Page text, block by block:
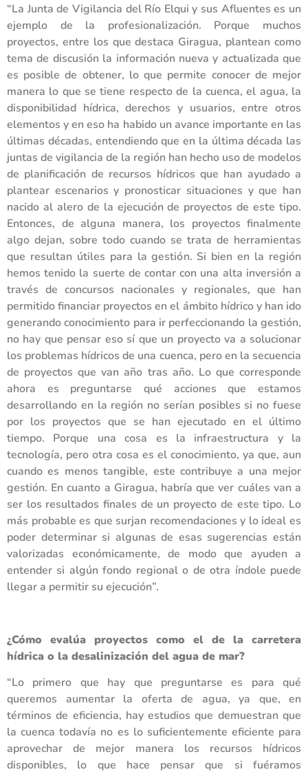
“La Junta de Vigilancia del Río Elqui y sus Afluentes es un
ejemplo de la profesionalización. Porque muchos
proyectos, entre los que destaca Giragua, plantean como
tema de discusión la información nueva y actualizada que
es posible de obtener, lo que permite conocer de mejor
manera lo que se tiene respecto de la cuenca, el agua, la
disponibilidad hídrica, derechos y usuarios, entre otros
elementos y en eso ha habido un avance importante en las
últimas décadas, entendiendo que en la última década las
juntas de vigilancia de la región han hecho uso de modelos
de planificación de recursos hídricos que han ayudado a
plantear escenarios y pronosticar situaciones y que han
nacido al alero de la ejecución de proyectos de este tipo.
Entonces, de alguna manera, los proyectos finalmente
algo dejan, sobre todo cuando se trata de herramientas
que resultan útiles para la gestión. Si bien en la región
hemos tenido la suerte de contar con una alta inversión a
través de concursos nacionales y regionales, que han
permitido financiar proyectos en el ámbito hídrico y han ido
generando conocimiento para ir perfeccionando la gestión,
no hay que pensar eso sí que un proyecto va a solucionar
los problemas hídricos de una cuenca, pero en la secuencia
de proyectos que van año tras año. Lo que corresponde
ahora es preguntarse qué acciones que estamos
desarrollando en la región no serían posibles si no fuese
por los proyectos que se han ejecutado en el último
tiempo. Porque una cosa es la infraestructura y la
tecnología, pero otra cosa es el conocimiento, ya que, aun
cuando es menos tangible, este contribuye a una mejor
gestión. En cuanto a Giragua, habría que ver cuáles van a
ser los resultados finales de un proyecto de este tipo. Lo
más probable es que surjan recomendaciones y lo ideal es
poder determinar si algunas de esas sugerencias están
valorizadas económicamente, de modo que ayuden a
entender si algún fondo regional o de otra índole puede
llegar a permitir su ejecución”.
¿Cómo evalúa proyectos como el de la carretera
hídrica o la desalinización del agua de mar?
“Lo primero que hay que preguntarse es para qué
queremos aumentar la oferta de agua, ya que, en
términos de eficiencia, hay estudios que demuestran que
la cuenca todavía no es lo suficientemente eficiente para
aprovechar de mejor manera los recursos hídricos
disponibles, lo que hace pensar que si fuéramos